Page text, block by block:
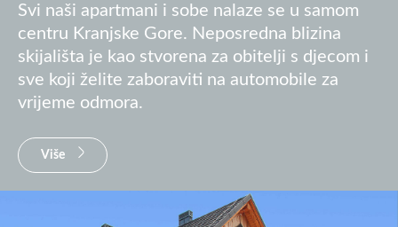
Svi naši apartmani i sobe nalaze se u samom
centru Kranjske Gore. Neposredna blizina
skijališta je kao stvorena za obitelji s djecom i
sve koji želite zaboraviti na automobile za
vrijeme odmora.
Više